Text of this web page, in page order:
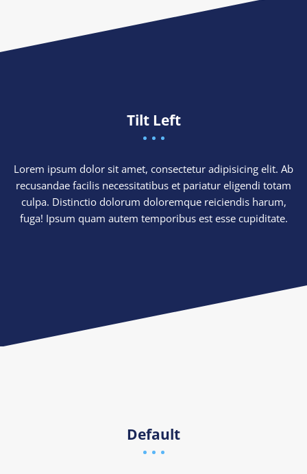
Tilt Left
Lorem ipsum dolor sit amet, consectetur adipisicing elit. Ab
recusandae facilis necessitatibus et pariatur eligendi totam
culpa. Distinctio dolorum doloremque reiciendis harum,
fuga! Ipsum quam autem temporibus est esse cupiditate.
Default